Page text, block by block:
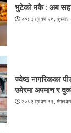
भुटेको मकै : अब
२०८३ श्रावण २०, बुधबार
ज्येष्ठ नागरिकका
उमेरमा अपमान र
२०८३ श्रावण १९,